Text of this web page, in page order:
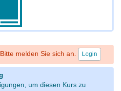
melden Sie sich an. Login
um diesen Kurs zu